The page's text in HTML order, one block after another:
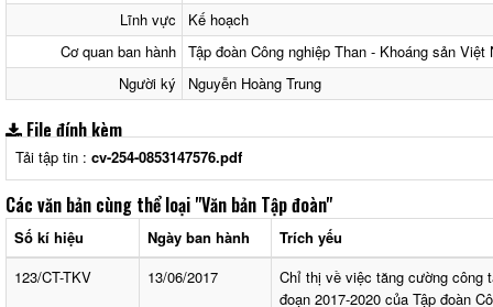
Lĩnh vực
Kế hoạch
Cơ quan ban hành Tập đoàn Công nghiệp Than - Khoáng sản Việt
Người ký
Nguyễn Hoàng Trung
File đính kèm
Tải tập tin : cv-254-0853147576.pdf
Các văn bản cùng thể loại "Văn bản Tập đoàn"
Số kí hiệu Ngày ban hành
Trích yếu
123/CT-TKV
13/06/2017
Chỉ thị về việc tăng cường công
đoạn 2017-2020 của Tập đoàn